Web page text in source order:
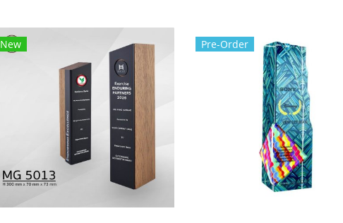
New Pre-Order